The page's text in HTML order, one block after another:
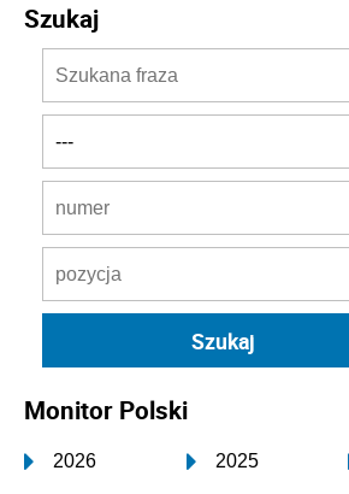
Szukaj
Monitor Polski
2026 2025